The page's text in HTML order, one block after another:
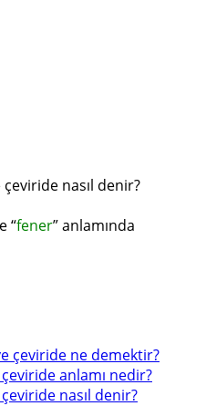
nasıl denir?
“fener” anlamında
çeviride ne demektir?
anlamı nedir?
nasıl denir?